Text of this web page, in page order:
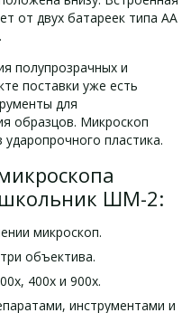
от двух батареек типа АА
полупрозрачных и
поставки уже есть
для
образцов. Микроскоп
пластика.
ШМ-2:
микроскоп.
объектива.
400х и 900х.
инструментами и